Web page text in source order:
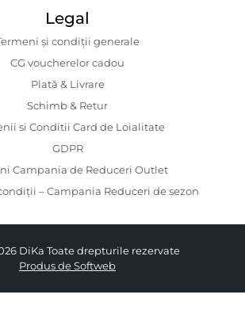
Legal
și condiții generale
CG voucherelor cadou
Plată & Livrare
Schimb & Retur
si Conditii Card de Loialitate
GDPR
Campania de Reduceri Outlet
– Campania Reduceri de sezon
DiKa Toate drepturile rezervate
Produs de Softweb